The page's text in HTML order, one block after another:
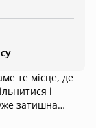
те місце, де
і
затишна
створюють